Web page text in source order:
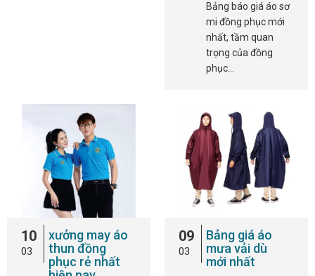
Bảng báo giá áo sơ
mi đồng phục mới
nhất, tầm quan
trọng của đồng
phục…
10
03
xưởng may áo
thun đồng
phục rẻ nhất
09
03
Bảng giá áo
mưa vải dù
mới nhất